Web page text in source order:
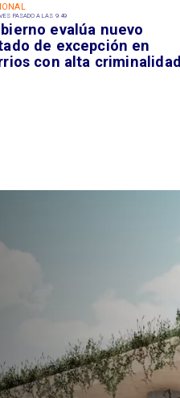
PASADO A LAS 9:49
evalúa nuevo
de excepción en
con alta criminalidad